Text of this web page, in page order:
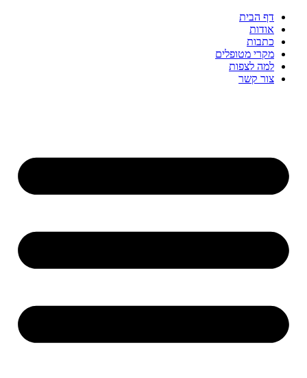
דף הבית
אודות
כתבות
מקרי מטופלים
למה לצפות
צור קשר